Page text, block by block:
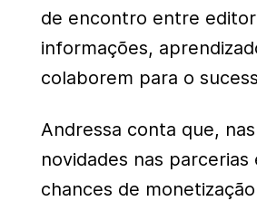
de encontro entre
informações,
colaborem para o
Andressa conta que,
novidades nas
chances de